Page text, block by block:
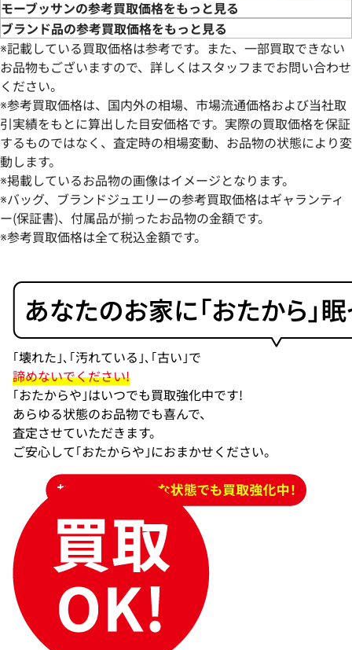
モーブッサン ネックレス ペンダントトッ
プ
参考買取価格
モーブッサン リン
モーブッサン ドリーム&ラブ リング
参考買取価格
2026年4月17日時点
モーブッサンの参考買取価格をもっと見る
ブランド品の参考買取価格をもっと見る
※記載している買取価格は参考です。また、一部買取できない
お品物もございますので、詳しくはスタッフまでお問い合わせ
ください。
※参考買取価格は、国内外の相場、市場流通価格および当社取
引実績をもとに算出した目安価格です。実際の買取価格を保証
するものではなく、査定時の相場変動、お品物の状態により変
動します。
※掲載しているお品物の画像はイメージとなります。
※バッグ、ブランドジュエリーの参考買取価格はギャランティ
ー(保証書)、付属品が揃ったお品物の金額です。
※参考買取価格は全て税込金額です。
｢壊れた ｣､｢汚れている ｣､｢古い ｣で
諦めないでください!
｢おたからや｣はいつでも買取強化中です!
あらゆる状態のお品物でも喜んで、
査定させていただきます。
ご安心して｢おたからや｣におまかせください。